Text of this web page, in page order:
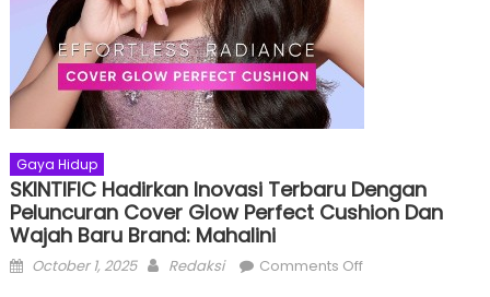
Gaya Hidup
SKINTIFIC Hadirkan Inovasi Terbaru Dengan
Peluncuran Cover Glow Perfect Cushion Dan
Wajah Baru Brand: Mahalini
Posted
October 1, 2025 Author
Redaksi Comments Offon